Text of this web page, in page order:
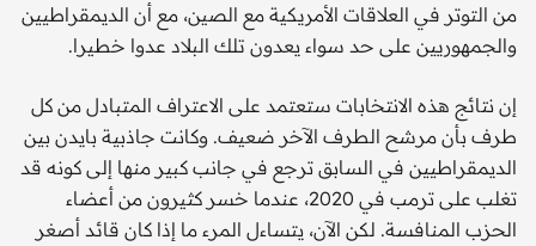
من التوتر في العلاقات الأمريكية مع الصين، مع أن الديمقراطيين
والجمهوريين على حد سواء يعدون تلك البلاد عدوا خطيرا.
إن نتائج هذه الانتخابات ستعتمد على الاعتراف المتبادل من كل
طرف بأن مرشح الطرف الآخر ضعيف. وكانت جاذبية بايدن بين
الديمقراطيين في السابق ترجع في جانب كبير منها إلى كونه قد
تغلب على ترمب في 2020، عندما خسر كثيرون من أعضاء
الحزب المنافسة. لكن الآن، يتساءل المرء ما إذا كان قائد أصغر